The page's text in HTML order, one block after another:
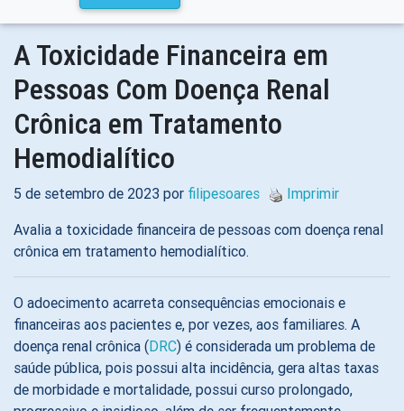
A Toxicidade Financeira em
Pessoas Com Doença Renal
Crônica em Tratamento
Hemodialítico
5 de setembro de 2023 por filipesoares
Imprimir
Avalia a toxicidade financeira de pessoas com doença renal
crônica em tratamento hemodialítico.
O adoecimento acarreta consequências emocionais e
financeiras aos pacientes e, por vezes, aos familiares. A
doença renal crônica (DRC) é considerada um problema de
saúde pública, pois possui alta incidência, gera altas taxas
de morbidade e mortalidade, possui curso prolongado,